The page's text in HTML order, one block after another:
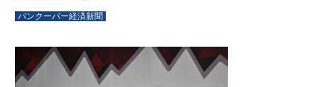
バンクーバー経済新聞